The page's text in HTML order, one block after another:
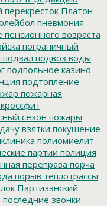
перекресток Платон
пневмония
возраста
пограничный
подвал подвоз воды
подпольное казино
подтопление
пожарная
сезон пожары
взятки покушение
полиомиелит
партии полиция
переправа порча
порыв теплотрассы
Партизанский
последние звонки